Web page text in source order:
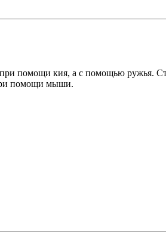
помощи кия, а с помощью ружья.
помощи мыши.